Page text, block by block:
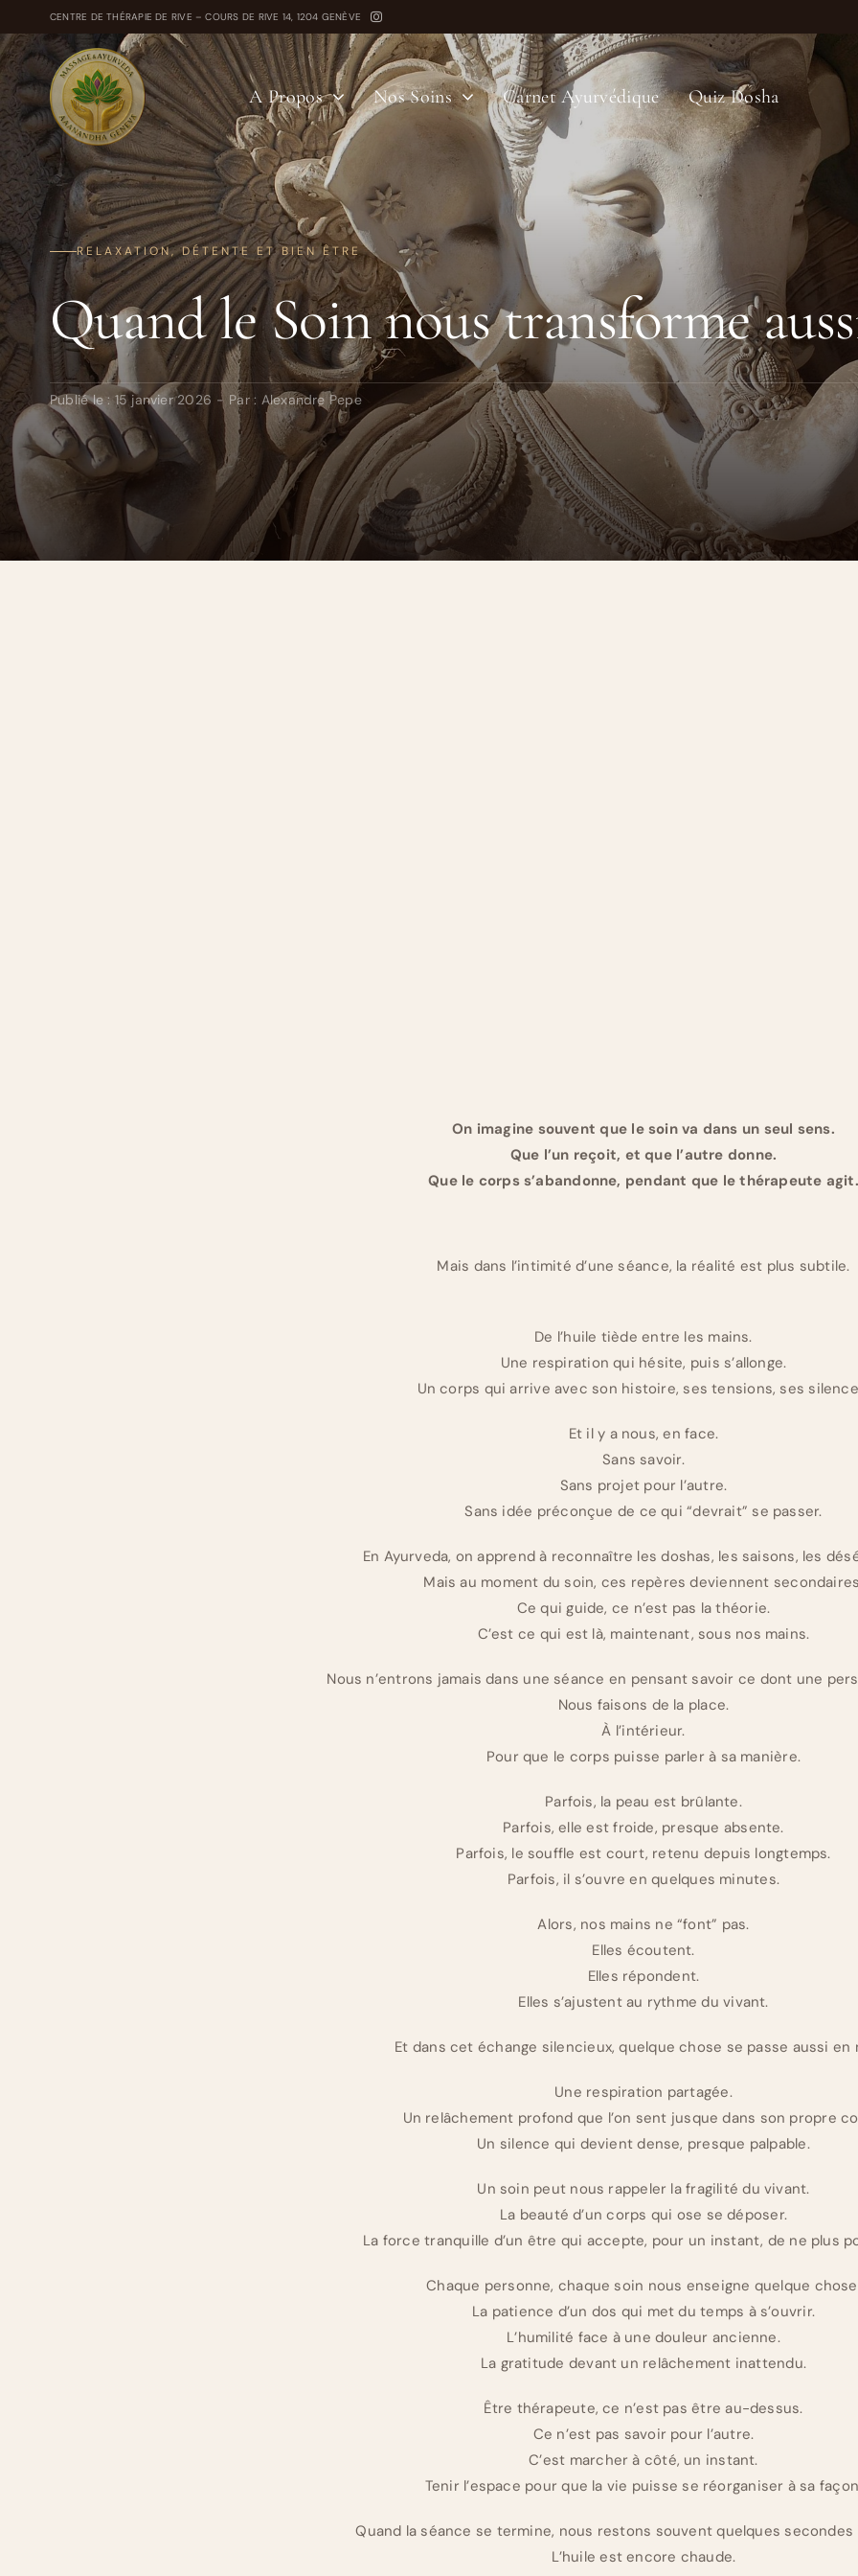
au
contenu
CENTRE DE THÉRAPIE DE RIVE – COURS DE RIVE 14, 1204 GENÈVE
A Propos Nos Soins Carnet Ayurvédique Quiz Dosha
RELAXATION, DÉTENTE ET BIEN ÊTRE
Quand le Soin nous transforme
Publié le : 15 janvier 2026 - Par : Alexandre Pepe
On imagine souvent que le soin va dans un seul sens.
Que l’un reçoit, et que l’autre donne.
Que le corps s’abandonne, pendant que le thérapeute agit.
Mais dans l’intimité d’une séance, la réalité est plus subtile.
De l’huile tiède entre les mains.
Une respiration qui hésite, puis s’allonge.
Un corps qui arrive avec son histoire, ses tensions, ses
Et il y a nous, en face.
Sans savoir.
Sans projet pour l’autre.
Sans idée préconçue de ce qui “devrait” se passer.
En Ayurveda, on apprend à reconnaître les doshas, les saisons, les
Mais au moment du soin, ces repères deviennent
Ce qui guide, ce n’est pas la théorie.
C’est ce qui est là, maintenant, sous nos mains.
Nous n’entrons jamais dans une séance en pensant savoir ce dont une
Nous faisons de la place.
À l’intérieur.
Pour que le corps puisse parler à sa manière.
Parfois, la peau est brûlante.
Parfois, elle est froide, presque absente.
Parfois, le souffle est court, retenu depuis longtemps.
Parfois, il s’ouvre en quelques minutes.
Alors, nos mains ne “font” pas.
Elles écoutent.
Elles répondent.
Elles s’ajustent au rythme du vivant.
Et dans cet échange silencieux, quelque chose se passe aussi en
Une respiration partagée.
Un relâchement profond que l’on sent jusque dans son propre
Un silence qui devient dense, presque palpable.
Un soin peut nous rappeler la fragilité du vivant.
La beauté d’un corps qui ose se déposer.
La force tranquille d’un être qui accepte, pour un instant, de ne plus
Chaque personne, chaque soin nous enseigne quelque
La patience d’un dos qui met du temps à s’ouvrir.
L’humilité face à une douleur ancienne.
La gratitude devant un relâchement inattendu.
Être thérapeute, ce n’est pas être au-dessus.
Ce n’est pas savoir pour l’autre.
C’est marcher à côté, un instant.
Tenir l’espace pour que la vie puisse se réorganiser à sa
Quand la séance se termine, nous restons souvent quelques secondes
L’huile est encore chaude.